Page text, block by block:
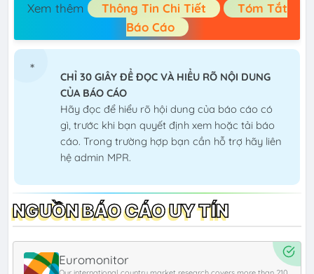
Xem thêm Thông Tin Chi Tiết
Tóm Tắt
Báo Cáo
CHỈ 30 GIÂY ĐỂ ĐỌC VÀ HIỂU RÕ NỘI DUNG
CỦA BÁO CÁO
Hãy đọc để hiểu rõ hội dung của báo cáo có
gì, trước khi bạn quyết định xem hoặc tải báo
cáo. Trong trường hợp bạn cần hỗ trợ hãy liên
hệ admin MPR.
NGUỒN BÁO CÁO UY TÍN
Euromonitor